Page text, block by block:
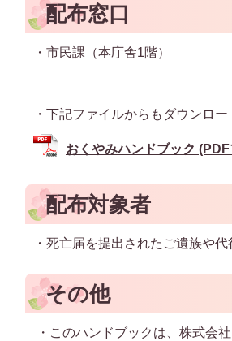
配布窓口
・市民課（本庁舎1階）
・下記ファイルからもダウンロ
おくやみハンドブック
配布対象者
・死亡届を提出されたご遺族や
その他
・このハンドブックは、株式会